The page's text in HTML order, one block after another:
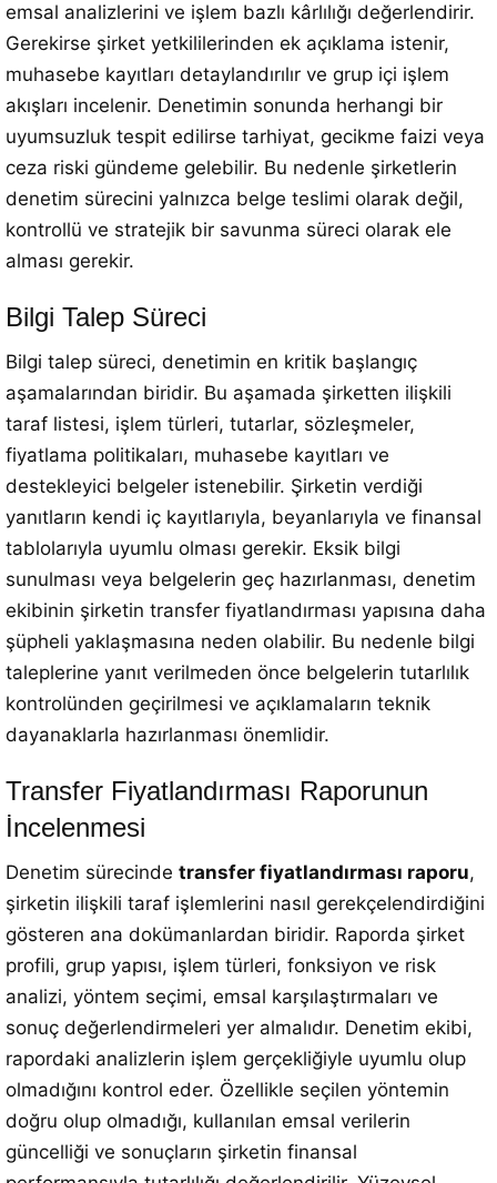
emsal analizlerini ve işlem bazlı kârlılığı değerlendirir.
Gerekirse şirket yetkililerinden ek açıklama istenir,
muhasebe kayıtları detaylandırılır ve grup içi işlem
akışları incelenir. Denetimin sonunda herhangi bir
uyumsuzluk tespit edilirse tarhiyat, gecikme faizi veya
ceza riski gündeme gelebilir. Bu nedenle şirketlerin
denetim sürecini yalnızca belge teslimi olarak değil,
kontrollü ve stratejik bir savunma süreci olarak ele
alması gerekir.
Bilgi Talep Süreci
Bilgi talep süreci, denetimin en kritik başlangıç
aşamalarından biridir. Bu aşamada şirketten ilişkili
taraf listesi, işlem türleri, tutarlar, sözleşmeler,
fiyatlama politikaları, muhasebe kayıtları ve
destekleyici belgeler istenebilir. Şirketin verdiği
yanıtların kendi iç kayıtlarıyla, beyanlarıyla ve finansal
tablolarıyla uyumlu olması gerekir. Eksik bilgi
sunulması veya belgelerin geç hazırlanması, denetim
ekibinin şirketin transfer fiyatlandırması yapısına daha
şüpheli yaklaşmasına neden olabilir. Bu nedenle bilgi
taleplerine yanıt verilmeden önce belgelerin tutarlılık
kontrolünden geçirilmesi ve açıklamaların teknik
dayanaklarla hazırlanması önemlidir.
Transfer Fiyatlandırması Raporunun
İncelenmesi
Denetim sürecinde transfer fiyatlandırması raporu,
şirketin ilişkili taraf işlemlerini nasıl gerekçelendirdiğini
gösteren ana dokümanlardan biridir. Raporda şirket
profili, grup yapısı, işlem türleri, fonksiyon ve risk
analizi, yöntem seçimi, emsal karşılaştırmaları ve
sonuç değerlendirmeleri yer almalıdır. Denetim ekibi,
rapordaki analizlerin işlem gerçekliğiyle uyumlu olup
olmadığını kontrol eder. Özellikle seçilen yöntemin
doğru olup olmadığı, kullanılan emsal verilerin
güncelliği ve sonuçların şirketin finansal